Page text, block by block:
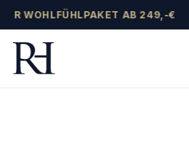
WOHLFÜHLPAKET AB 249,-€